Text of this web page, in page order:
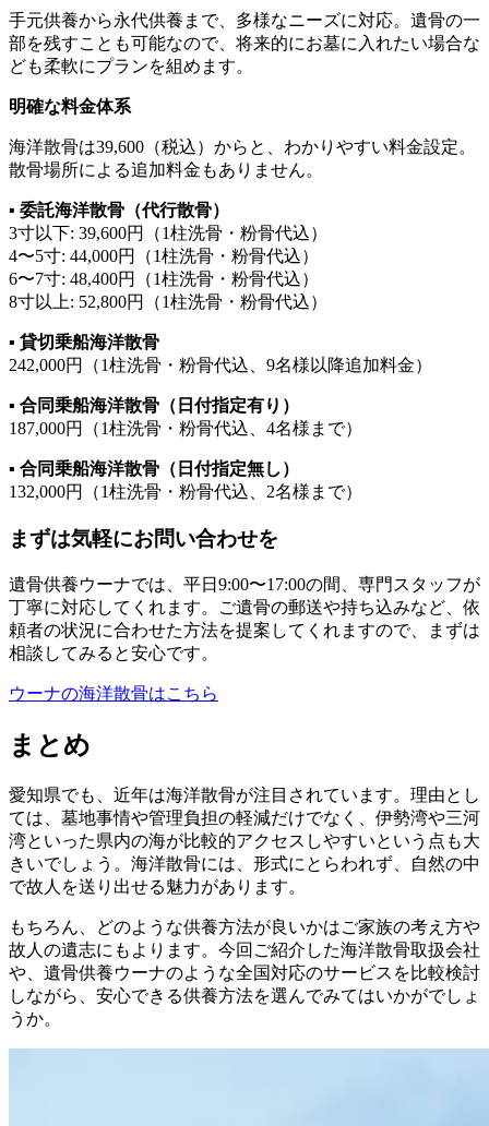
手元供養から永代供養まで、多様なニーズに対応。遺骨の一
部を残すことも可能なので、将来的にお墓に入れたい場合な
ども柔軟にプランを組めます。
明確な料金体系
海洋散骨は39,600（税込）からと、わかりやすい料金設定。
散骨場所による追加料金もありません。
▪ 委託海洋散骨（代行散骨）
3寸以下: 39,600円（1柱洗骨・粉骨代込）
4〜5寸: 44,000円（1柱洗骨・粉骨代込）
6〜7寸: 48,400円（1柱洗骨・粉骨代込）
8寸以上: 52,800円（1柱洗骨・粉骨代込）
▪ 貸切乗船海洋散骨
242,000円（1柱洗骨・粉骨代込、9名様以降追加料金）
▪ 合同乗船海洋散骨（日付指定有り）
187,000円（1柱洗骨・粉骨代込、4名様まで）
▪ 合同乗船海洋散骨（日付指定無し）
132,000円（1柱洗骨・粉骨代込、2名様まで）
まずは気軽にお問い合わせを
遺骨供養ウーナでは、平日9:00〜17:00の間、専門スタッフが
丁寧に対応してくれます。ご遺骨の郵送や持ち込みなど、依
頼者の状況に合わせた方法を提案してくれますので、まずは
相談してみると安心です。
ウーナの海洋散骨はこちら
まとめ
愛知県でも、近年は海洋散骨が注目されています。理由とし
ては、墓地事情や管理負担の軽減だけでなく、伊勢湾や三河
湾といった県内の海が比較的アクセスしやすいという点も大
きいでしょう。海洋散骨には、形式にとらわれず、自然の中
で故人を送り出せる魅力があります。
もちろん、どのような供養方法が良いかはご家族の考え方や
故人の遺志にもよります。今回ご紹介した海洋散骨取扱会社
や、遺骨供養ウーナのような全国対応のサービスを比較検討
しながら、安心できる供養方法を選んでみてはいかがでしょ
うか。